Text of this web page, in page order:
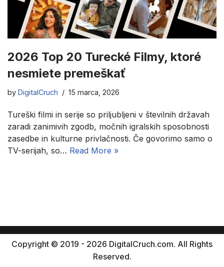
2026 Top 20 Turecké Filmy, ktoré
nesmiete premeškať
by DigitalCruch 15 marca, 2026
Tureški filmi in serije so priljubljeni v številnih državah
zaradi zanimivih zgodb, močnih igralskih sposobnosti
zasedbe in kulturne privlačnosti. Če govorimo samo o
TV-serijah, so… Read More »
Copyright © 2019 - 2026 DigitalCruch.com. All Rights
Reserved.